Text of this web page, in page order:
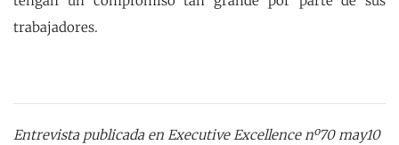
trabajadores.
Entrevista publicada en Executive Excellence nº70 may10